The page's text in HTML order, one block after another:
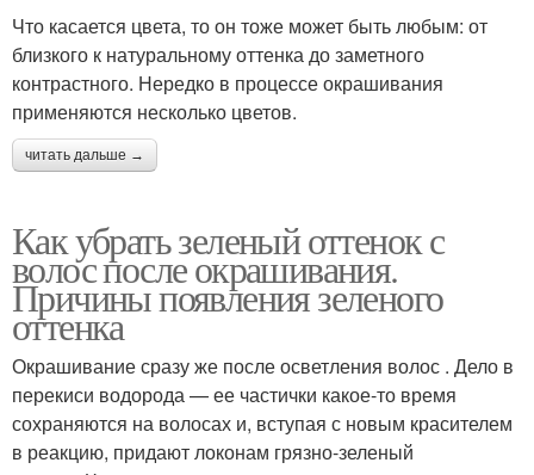
Что касается цвета, то он тоже может быть любым: от
близкого к натуральному оттенка до заметного
контрастного. Нередко в процессе окрашивания
применяются несколько цветов.
читать дальше →
Как убрать зеленый оттенок с
волос после окрашивания.
Причины появления зеленого
оттенка
Окрашивание сразу же после осветления волос . Дело в
перекиси водорода — ее частички какое-то время
сохраняются на волосах и, вступая с новым красителем
в реакцию, придают локонам грязно-зеленый